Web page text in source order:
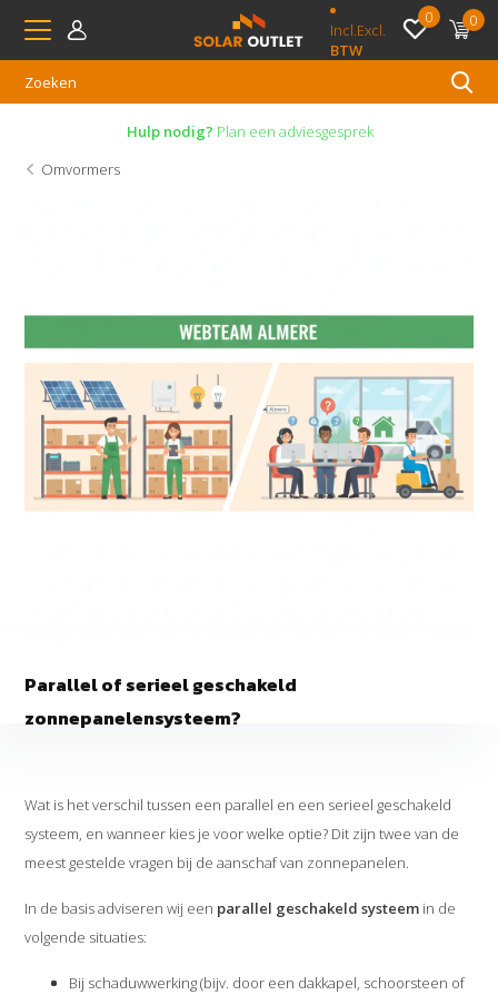
Incl.Excl.
BTW
0 0
Hulp nodig? Plan een adviesgesprek
Omvormers
Parallel of serieel geschakeld
zonnepanelensysteem?
Wat is het verschil tussen een parallel en een serieel geschakeld
systeem, en wanneer kies je voor welke optie? Dit zijn twee van de
meest gestelde vragen bij de aanschaf van zonnepanelen.
In de basis adviseren wij een parallel geschakeld systeem in de
volgende situaties:
Bij schaduwwerking (bijv. door een dakkapel, schoorsteen of